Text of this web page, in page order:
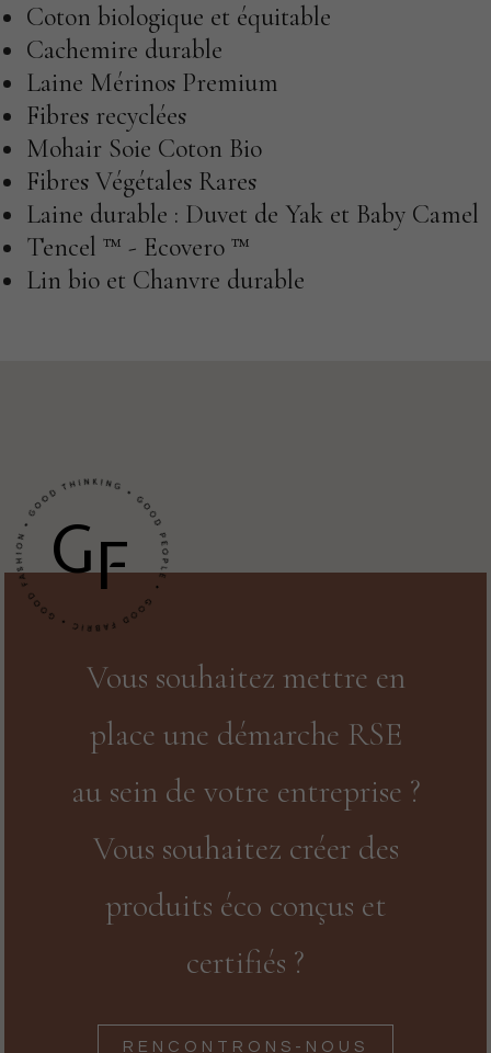
Coton biologique et équitable
Cachemire durable
Laine Mérinos Premium
Fibres recyclées
Mohair Soie Coton Bio
Fibres Végétales Rares
Laine durable : Duvet de Yak et Baby Camel
Tencel ™ - Ecovero ™
Lin bio et Chanvre durable
Vous souhaitez mettre en
place une démarche RSE
au sein de votre entreprise ?
Vous souhaitez créer des
produits éco conçus et
certifiés ?
RENCONTRONS-NOUS
GF